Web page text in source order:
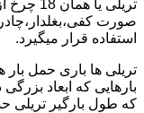
تریلی
صورت
استفاده قرار میگیرد.
بارهایی که ابعاد
که طول بارگیر تریلی حدودا 12.5